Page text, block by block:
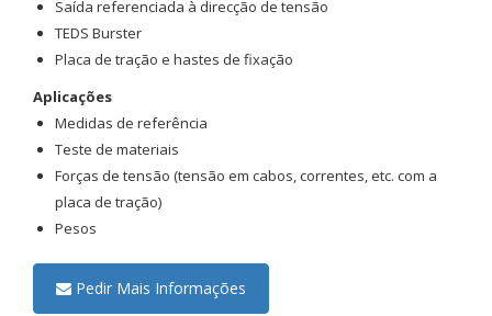
Saída referenciada à direcção de tensão
TEDS Burster
Placa de tração e hastes de fixação
Aplicações
Medidas de referência
Teste de materiais
Forças de tensão (tensão em cabos, correntes, etc. com a
placa de tração)
Pesos
Pedir Mais Informações